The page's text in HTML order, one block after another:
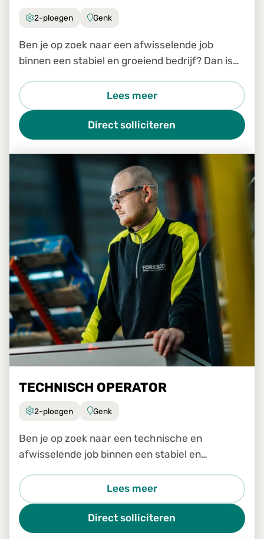
2-ploegen Genk
Ben je op zoek naar een afwisselende job
binnen een stabiel en groeiend bedrijf? Dan is
voor jou.
Lees meer
Direct solliciteren
TECHNISCH OPERATOR
2-ploegen Genk
Ben je op zoek naar een technische en
afwisselende job binnen een stabiel en
Operator in Genk zeker iets voor jou.
Lees meer
Direct solliciteren